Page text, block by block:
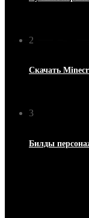
2
Скачать
3
Билды